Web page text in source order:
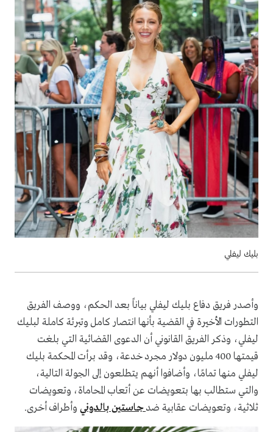
بليك ليفلي
وأصدر فريق دفاع بليك ليفلي بياناً بعد الحكم، ووصف الفريق
التطورات الأخيرة في القضية بأنها انتصار كامل وتبرئة كاملة لبليك
ليفلي، وذكر الفريق القانوني أن الدعوى القضائية التي بلغت
قيمتها 400 مليون دولار مجرد خدعة، وقد برأت المحكمة بليك
ليفلي منها تمامًا، وأضافوا أنهم يتطلعون إلى الجولة التالية،
والتي ستطالب بها بتعويضات عن أتعاب المحاماة، وتعويضات
ثلاثية، وتعويضات عقابية ضدجاستين بالدوني وأطراف أخرى.